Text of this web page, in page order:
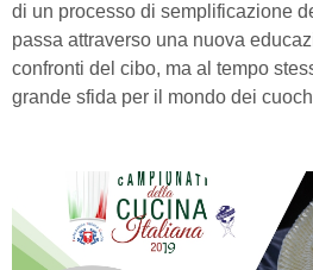
di un processo di semplificazione
passa attraverso una nuova
confronti del cibo, ma al tempo
grande sfida per il mondo dei